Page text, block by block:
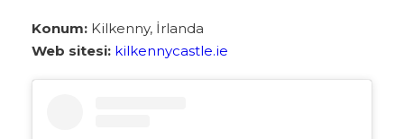
Konum: Kilkenny, İrlanda
Web sitesi: kilkennycastle.ie